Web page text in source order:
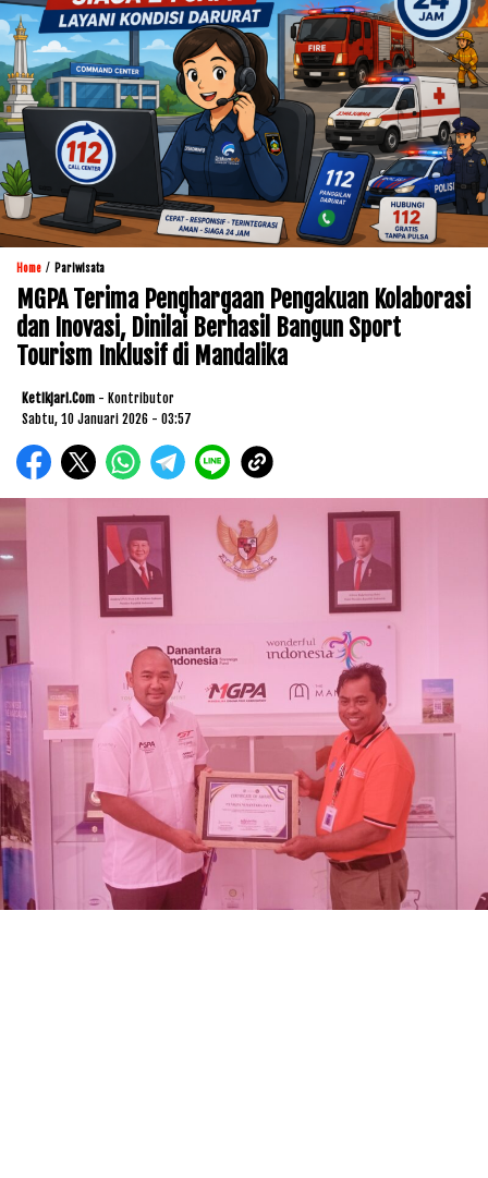
Home / Pariwisata
MGPA Terima Penghargaan Pengakuan Kolaborasi
dan Inovasi, Dinilai Berhasil Bangun Sport
Tourism Inklusif di Mandalika
Ketikjari.com - Kontributor
Sabtu, 10 Januari 2026 - 03:57